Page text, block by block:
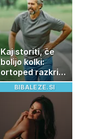
Kaj storiti, če
bolijo kolki:
ortoped razkriva
preproste trike
za zmanjšanje
bolečine
BIBALEZE.SI